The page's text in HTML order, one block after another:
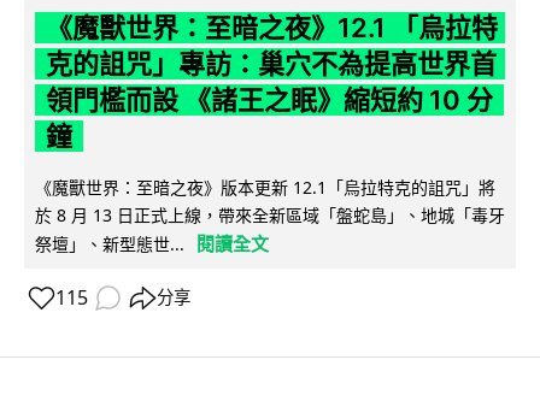
《魔獸世界：至暗之夜》12.1 「烏拉特
克的詛咒」專訪：巢穴不為提高世界首
領門檻而設 《諸王之眠》縮短約 10 分
鐘
《魔獸世界：至暗之夜》版本更新 12.1「烏拉特克的詛咒」將
於 8 月 13 日正式上線，帶來全新區域「盤蛇島」、地城「毒牙
祭壇」、新型態世...
閱讀全文
115 分享